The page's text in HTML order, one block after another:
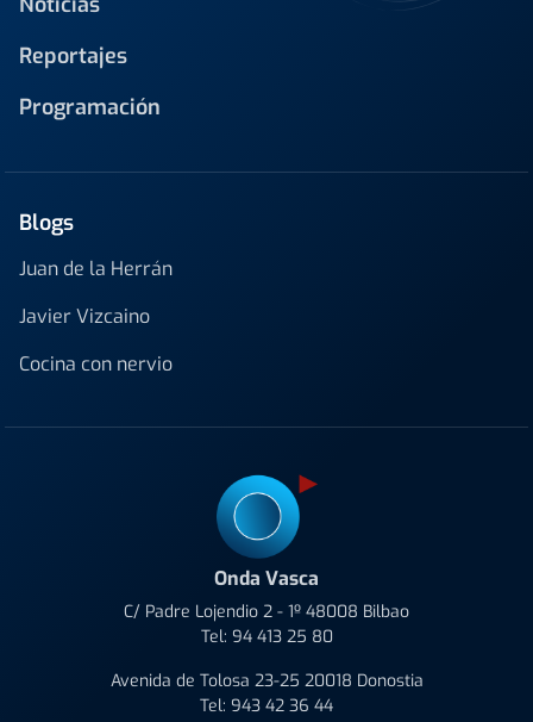
Reportajes
Programación
Blogs
Juan de la Herrán
Javier Vizcaino
Cocina con nervio
Onda Vasca
C/ Padre Lojendio 2 - 1º 48008 Bilbao
Tel: 94 413 25 80
Avenida de Tolosa 23-25 20018 Donostia
Tel: 943 42 36 44